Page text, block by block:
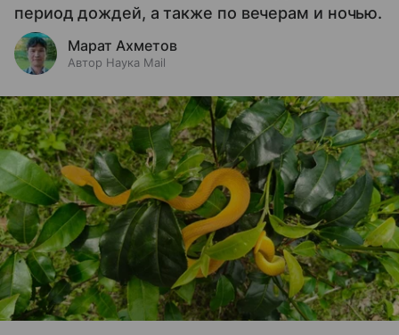
период дождей, а также по вечерам и ночью.
Марат Ахметов
Автор Наука Mail